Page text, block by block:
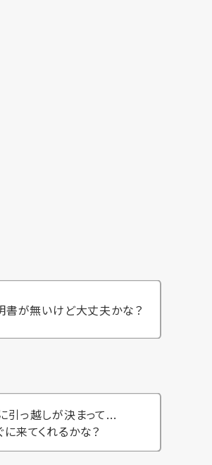
書が無いけど大丈夫かな？
引っ越しが決まって...
に来てくれるかな？